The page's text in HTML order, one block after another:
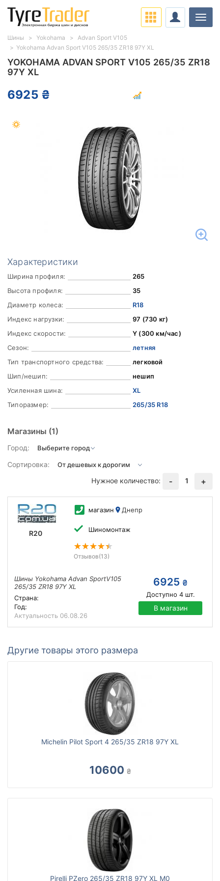
YOKOHAMA ADVAN SPORT V105 265/35 ZR18
97Y XL
6925 ₴
Характеристики
Ширина профиля:
265
Высота профиля:
35
Диаметр колеса:
R18
Индекс нагрузки:
97 (730 кг)
Индекс скорости:
Y (300 км/час)
Сезон:
летняя
Тип транспортного средства:
легковой
Шип/нешип:
нешип
Усиленная шина:
XL
Типоразмер:
265/35 R18
Магазины (1)
Город:
Сортировка:
Нужное количество:
- 1 +
R20
магазин Днепр
Шиномонтаж
Отзывов(13)
Шины Yokohama Advan SportV105
265/35 ZR18 97Y XL
Страна:
Год:
Актуальность 06.08.26
6925 ₴
Доступно 4шт.
В магазин
Другие товары этого размера
Michelin Pilot Sport 4 265/35 ZR18 97Y XL
10600 ₴
Pirelli PZero 265/35 ZR18 97Y XL M0
Шины Yokohama
Advan Sport V105
Yokohama Advan Sport V105 265/35 ZR18 97Y XL